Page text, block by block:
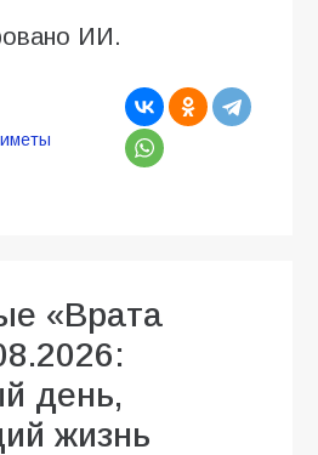
ИИ.
«Врата
день,
жизнь